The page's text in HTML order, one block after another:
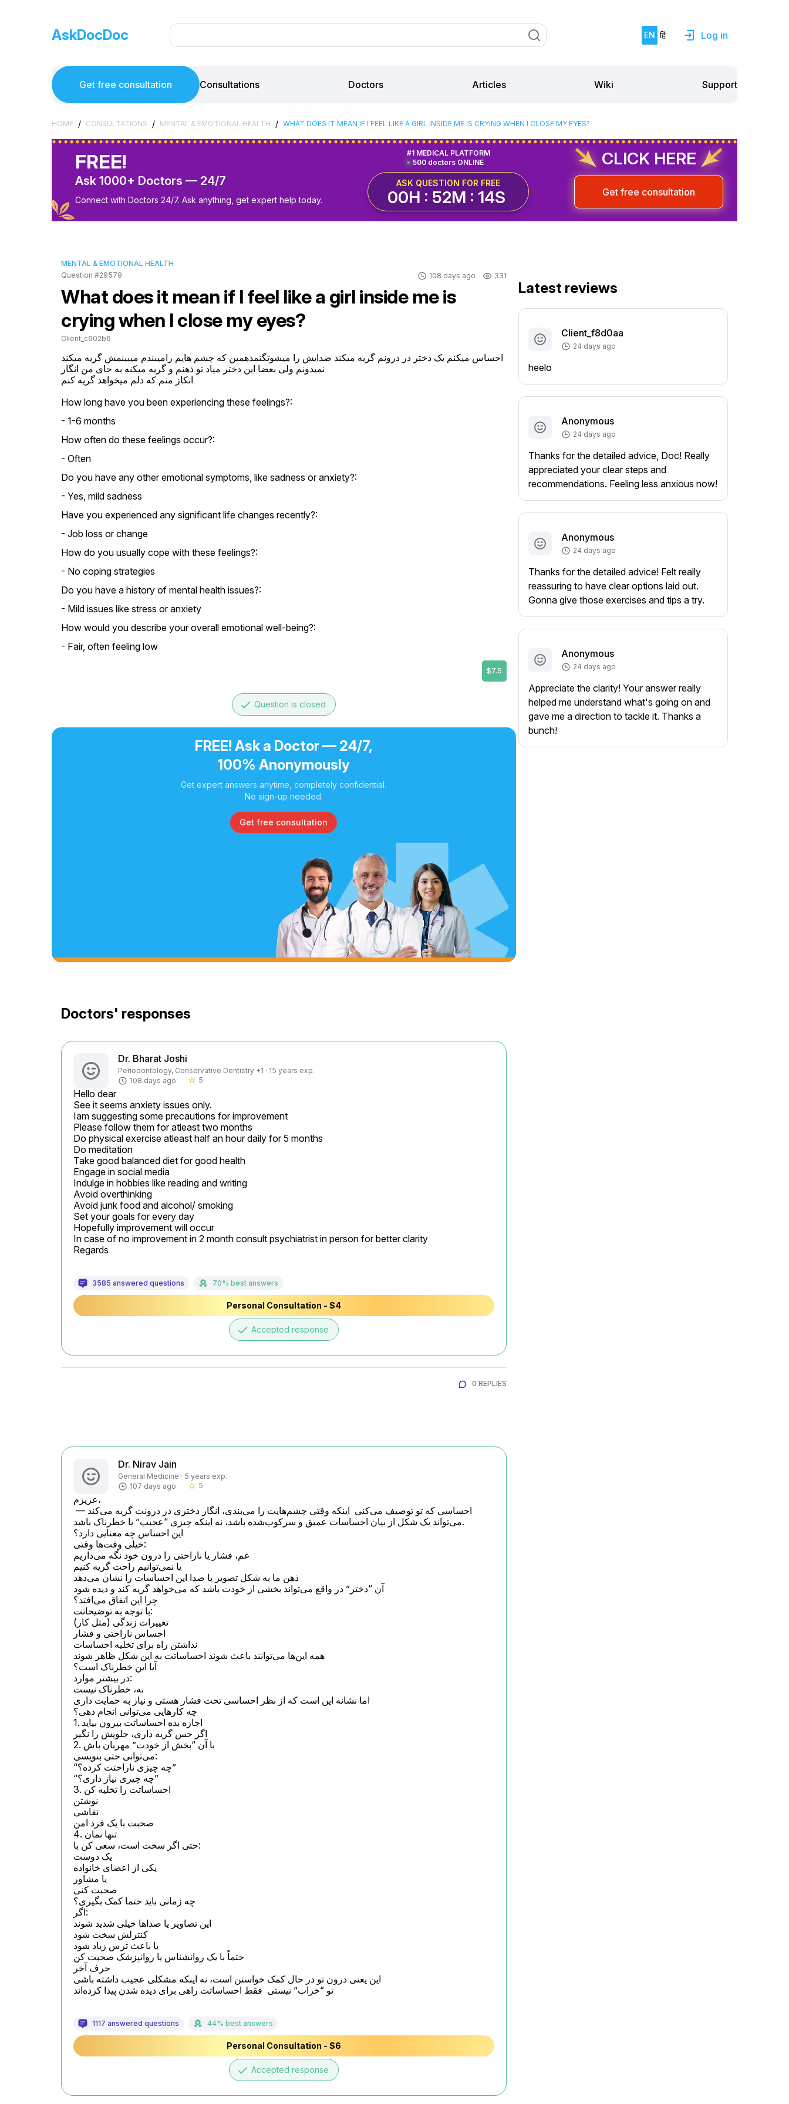
AskDocDoc EN हिं Log in
Get free consultation Consultations Doctors Articles Wiki Support
HOME / CONSULTATIONS / MENTAL & EMOTIONAL HEALTH / WHAT DOES IT MEAN IF I FEEL LIKE A GIRL INSIDE ME IS CRYING WHEN I CLOSE MY EYES?
FREE!
Ask 1000+ Doctors — 24/7
Connect with Doctors 24/7. Ask anything, get expert help today.
500 doctors ONLINE
#1 MEDICAL PLATFORM
ASK QUESTION FOR FREE
00H : 52M : 13S
CLICK HERE
Get free consultation
MENTAL & EMOTIONAL HEALTH
Question #29579
108 days ago 331
What does it mean if I feel like a girl inside me is
crying when I close my eyes?
Client_c602b6
احساس میکنم یک دختر در درونم گریه میکند صدایش را میشوتگنمذهمین که چشم هایم رامیبندم میبینمش گریه میکند
نمیدونم ولی بعضا این دختر میاد تو ذهنم و گریه میکنه به حای من انگار
انکاز منم که دلم میخواهد گریه کنم
How long have you been experiencing these feelings?:
- 1-6 months
How often do these feelings occur?:
- Often
Do you have any other emotional symptoms, like sadness or anxiety?:
- Yes, mild sadness
Have you experienced any significant life changes recently?:
- Job loss or change
How do you usually cope with these feelings?:
- No coping strategies
Do you have a history of mental health issues?:
- Mild issues like stress or anxiety
How would you describe your overall emotional well-being?:
- Fair, often feeling low
$7.5
done Question is closed
FREE! Ask a Doctor — 24/7,
100% Anonymously
Get expert answers anytime, completely confidential.
No sign-up needed.
Get free consultation
Doctors' responses
Dr. Bharat Joshi
Periodontology, Conservative Dentistry +1 · 15 years exp.
108 days ago
star_border 5
Hello dear
See it seems anxiety issues only.
Iam suggesting some precautions for improvement
Please follow them for atleast two months
Do physical exercise atleast half an hour daily for 5 months
Do meditation
Take good balanced diet for good health
Engage in social media
Indulge in hobbies like reading and writing
Avoid overthinking
Avoid junk food and alcohol/ smoking
Set your goals for every day
Hopefully improvement will occur
In case of no improvement in 2 month consult psychiatrist in person for better clarity
Regards
3585 answered questions 70% best answers
Personal Consultation - $4
done Accepted response
0 REPLIES
Dr. Nirav Jain
General Medicine · 5 years exp.
107 days ago
star_border 5
عزیزم،
می‌تواند یک شکل از بیان احساسات عمیق و سرکوب‌شده باشد، نه اینکه چیزی “عجیب” یا خطرناک باشد.
این احساس چه معنایی دارد؟
خیلی وقت‌ها وقتی:
غم، فشار یا ناراحتی را درون خود نگه می‌داریم
یا نمی‌توانیم راحت گریه کنیم
ذهن ما به شکل تصویر یا صدا این احساسات را نشان می‌دهد
آن “دختر” در واقع می‌تواند بخشی از خودت باشد که می‌خواهد گریه کند و دیده شود
چرا این اتفاق می‌افتد؟
با توجه به توضیحاتت:
تغییرات زندگی (مثل کار)
احساس ناراحتی و فشار
نداشتن راه برای تخلیه احساسات
همه این‌ها می‌توانند باعث شوند احساساتت به این شکل ظاهر شوند
آیا این خطرناک است؟
در بیشتر موارد:
نه، خطرناک نیست
اما نشانه این است که از نظر احساسی تحت فشار هستی و نیاز به حمایت داری
چه کارهایی می‌توانی انجام دهی؟
1. اجازه بده احساساتت بیرون بیاید
اگر حس گریه داری، جلویش را نگیر
2. با آن “بخش از خودت” مهربان باش
می‌توانی حتی بنویسی:
“چه چیزی ناراحتت کرده؟”
“چه چیزی نیاز داری؟”
3. احساساتت را تخلیه کن
نوشتن
نقاشی
صحبت با یک فرد امن
4. تنها نمان
حتی اگر سخت است، سعی کن با:
یک دوست
یکی از اعضای خانواده
یا مشاور
صحبت کنی
چه زمانی باید حتما کمک بگیری؟
اگر:
این تصاویر یا صداها خیلی شدید شوند
کنترلش سخت شود
یا باعث ترس زیاد شود
حتماً با یک روانشناس یا روانپزشک صحبت کن
حرف آخر
این یعنی درون تو در حال کمک خواستن است، نه اینکه مشکلی عجیب داشته باشی
تو “خراب” نیستی  فقط احساساتت راهی برای دیده شدن پیدا کرده‌اند
1117 answered questions 44% best answers
Personal Consultation - $6
done Accepted response
Latest reviews
Client_f8d0aa
24 days ago
heelo
Anonymous
24 days ago
Thanks for the detailed advice, Doc! Really
appreciated your clear steps and
recommendations. Feeling less anxious now!
Anonymous
24 days ago
Thanks for the detailed advice! Felt really
reassuring to have clear options laid out.
Gonna give those exercises and tips a try.
Anonymous
24 days ago
Appreciate the clarity! Your answer really
helped me understand what's going on and
gave me a direction to tackle it. Thanks a
bunch!